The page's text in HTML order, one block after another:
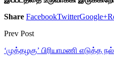
Share FacebookTwitterGoogle+
Prev Post
‘முத்தழகு’ பிரியாமணி எடுத்த